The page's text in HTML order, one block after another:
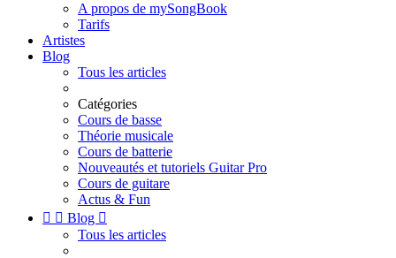
A propos de mySongBook
Tarifs
Artistes
Blog
Tous les articles
Catégories
Cours de basse
Théorie musicale
Cours de batterie
Nouveautés et tutoriels Guitar Pro
Cours de guitare
Actus & Fun
  Blog 
Tous les articles